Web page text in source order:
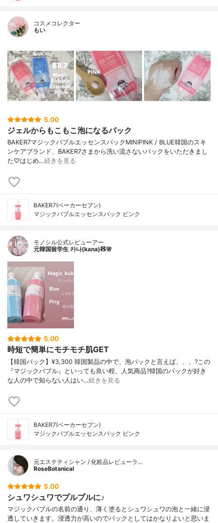
コスメコレクター
もい
5.00
ジェルからもこもこ泡になるパック
BAKER7マジックバブルエッセンスパックMINIPINK / BLUE韓国のスキ
ンケアブランド、BAKER7さまから洗い流さないパックをいただきまし
た♡はじめ…続きを見る
BAKER7(ベーカーセブン)
マジックバブルエッセンスパック ピンク
モノシル公式レビューアー
元韓国留学生 카나(kana)🧸🌸
5.00
時短で簡単にモチモチ肌GET
【韓国パック】¥3,300 韓国製品の中で、泡パックと言えば、、、?この
『マジックバブル』といっても良い程、人気商品?韓国のパックが好き
な人の中で知らない人はい…続きを見る
BAKER7(ベーカーセブン)
マジックバブルエッセンスパック ピンク
元エステティシャン / 化粧品レビューラ…
RoseBotanical
5.00
シュワシュワでプルプルに♪
マジックバブルの名前の通り、薄く塗るとシュワシュワの泡と一緒に浸
透していきます。浸透力が高いのでパックとしてはかなりよいと思いま